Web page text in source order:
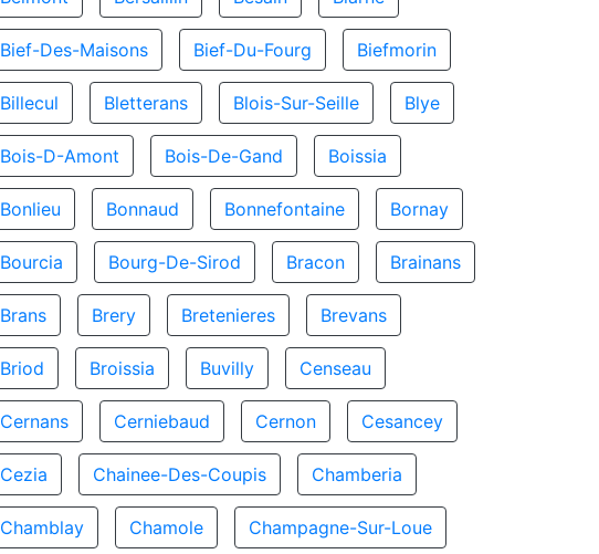
Bief-Des-Maisons Bief-Du-Fourg Biefmorin
Billecul Bletterans Blois-Sur-Seille Blye
Bois-D-Amont Bois-De-Gand Boissia
Bonlieu Bonnaud Bonnefontaine Bornay
Bourcia Bourg-De-Sirod Bracon Brainans
Brans Brery Bretenieres Brevans
Briod Broissia Buvilly Censeau
Cernans Cerniebaud Cernon Cesancey
Cezia Chainee-Des-Coupis Chamberia
Chamblay Chamole Champagne-Sur-Loue